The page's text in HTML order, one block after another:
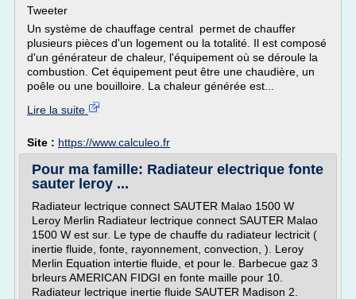
Tweeter
Un système de chauffage central permet de chauffer
plusieurs pièces d'un logement ou la totalité. Il est composé
d'un générateur de chaleur, l'équipement où se déroule la
combustion. Cet équipement peut être une chaudière, un
poêle ou une bouilloire. La chaleur générée est...
Lire la suite
Site : https://www.calculeo.fr
Pour ma famille: Radiateur electrique fonte
sauter leroy ...
Radiateur lectrique connect SAUTER Malao 1500 W
Leroy Merlin Radiateur lectrique connect SAUTER Malao
1500 W est sur. Le type de chauffe du radiateur lectricit (
inertie fluide, fonte, rayonnement, convection, ). Leroy
Merlin Equation intertie fluide, et pour le. Barbecue gaz 3
brleurs AMERICAN FIDGI en fonte maille pour 10.
Radiateur lectrique inertie fluide SAUTER Madison 2.